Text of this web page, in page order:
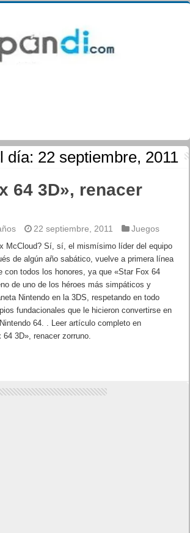
día: 22 septiembre, 2011
64 3D», renacer
22 septiembre, 2011 Juegos
McCloud? Sí, sí, el mismísimo líder del equipo
de algún año sabático, vuelve a primera línea
con todos los honores, ya que «Star Fox 64
de uno de los héroes más simpáticos y
Nintendo en la 3DS, respetando en todo
fundacionales que le hicieron convertirse en
64. . Leer artículo completo en
64 3D», renacer zorruno.